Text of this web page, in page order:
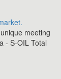
meeting
- S-OIL Total